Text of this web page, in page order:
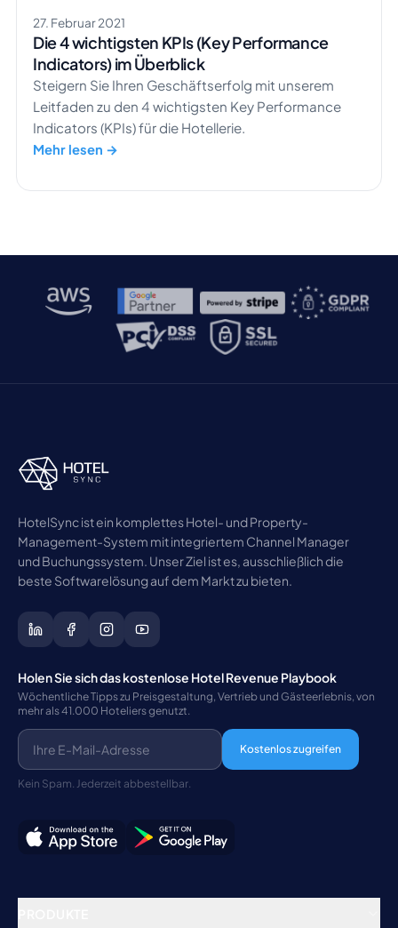
27. Februar 2021
Die 4 wichtigsten KPIs (Key Performance
Indicators) im Überblick
Steigern Sie Ihren Geschäftserfolg mit unserem
Leitfaden zu den 4 wichtigsten Key Performance
Indicators (KPIs) für die Hotellerie.
Mehr lesen →
HotelSync ist ein komplettes Hotel- und Property-
Management-System mit integriertem Channel Manager
und Buchungssystem. Unser Ziel ist es, ausschließlich die
beste Softwarelösung auf dem Markt zu bieten.
Holen Sie sich das kostenlose Hotel Revenue Playbook
Wöchentliche Tipps zu Preisgestaltung, Vertrieb und Gästeerlebnis, von
mehr als 41.000 Hoteliers genutzt.
Kostenlos zugreifen
Kein Spam. Jederzeit abbestellbar.